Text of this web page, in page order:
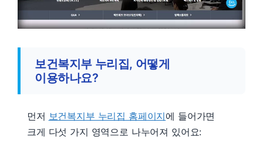
보건복지부 누리집, 어떻게
이용하나요?
먼저 보건복지부 누리집 홈페이지에 들어가면
크게 다섯 가지 영역으로 나누어져 있어요: